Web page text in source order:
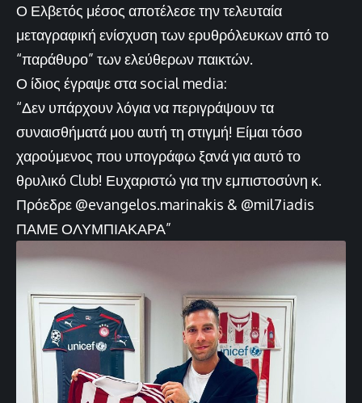
Ο Ελβετός μέσος αποτέλεσε την τελευταία
μεταγραφική ενίσχυση των ερυθρόλευκων από το
“παράθυρο” των ελεύθερων παικτών.
Ο ίδιος έγραψε στα social media:
“Δεν υπάρχουν λόγια να περιγράψουν τα
συναισθήματά μου αυτή τη στιγμή! Είμαι τόσο
χαρούμενος που υπογράφω ξανά για αυτό το
θρυλικό Club! Ευχαριστώ για την εμπιστοσύνη κ.
Πρόεδρε @evangelos.marinakis & @mil7iadis
ΠΑΜΕ ΟΛΥΜΠΙΑΚΑΡΑ”